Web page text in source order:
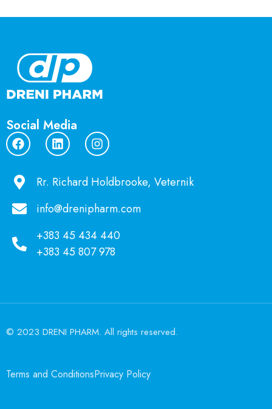
Social Media
Rr. Richard Holdbrooke, Veternik
info@drenipharm.com
+383 45 434 440
+383 45 807 978
© 2023 DRENI PHARM. All rights reserved.
Terms and ConditionsPrivacy Policy